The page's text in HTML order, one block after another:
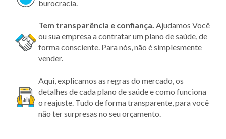
burocracia.
Tem transparência e confiança. Ajudamos Você
ou sua empresa a contratar um plano de saúde, de
forma consciente. Para nós, não é simplesmente
vender.
Aqui, explicamos as regras do mercado, os
detalhes de cada plano de saúde e como funciona
o reajuste. Tudo de forma transparente, para você
não ter surpresas no seu orçamento.